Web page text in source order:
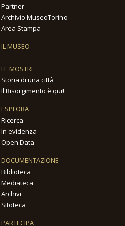
Partner
Archivio MuseoTorino
Area Stampa
IL MUSEO
LE MOSTRE
Storia di una città
Il Risorgimento è qui!
ESPLORA
Ricerca
In evidenza
Open Data
DOCUMENTAZIONE
Biblioteca
Mediateca
Archivi
Sitoteca
PARTECIPA